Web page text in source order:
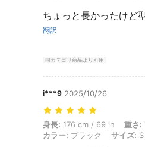
ちょっと長かったけど
翻訳
同カテゴリ商品より引用
i***9 2025/10/26
身長: 176 cm / 69 in, 重さ: 72
身長: 176 cm / 69 in 重さ:
カラー: ブラック サイズ: S